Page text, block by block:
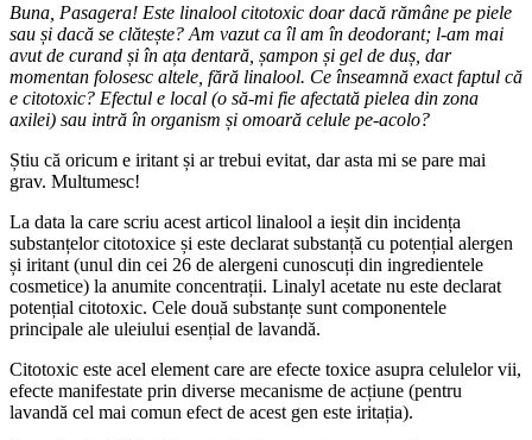
Buna, Pasagera! Este linalool citotoxic doar dacă rămâne pe piele
sau și dacă se clătește? Am vazut ca îl am în deodorant; l-am mai
avut de curand și în ața dentară, șampon și gel de duș, dar
momentan folosesc altele, fără linalool. Ce înseamnă exact faptul că
e citotoxic? Efectul e local (o să-mi fie afectată pielea din zona
axilei) sau intră în organism și omoară celule pe-acolo?
Știu că oricum e iritant și ar trebui evitat, dar asta mi se pare mai
grav. Multumesc!
La data la care scriu acest articol linalool a ieșit din incidența
substanțelor citotoxice și este declarat substanță cu potențial alergen
și iritant (unul din cei 26 de alergeni cunoscuți din ingredientele
cosmetice) la anumite concentrații. Linalyl acetate nu este declarat
potențial citotoxic. Cele două substanțe sunt componentele
principale ale uleiului esențial de lavandă.
Citotoxic este acel element care are efecte toxice asupra celulelor vii,
efecte manifestate prin diverse mecanisme de acțiune (pentru
lavandă cel mai comun efect de acest gen este iritația).